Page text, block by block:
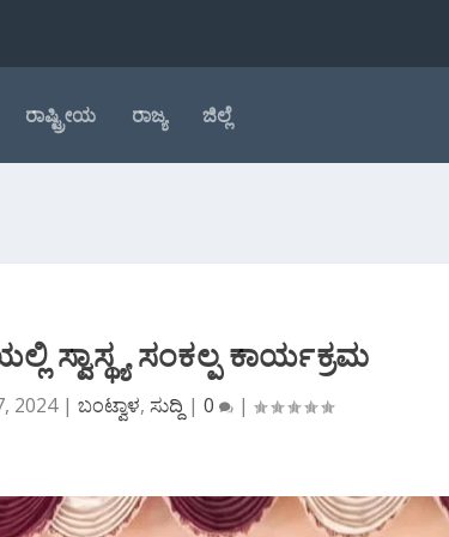
ರಾಷ್ಟ್ರೀಯ ರಾಜ್ಯ ಜಿಲ್ಲೆ
ಸ್ವಾಸ್ಥ್ಯ ಸಂಕಲ್ಪ ಕಾರ್ಯಕ್ರಮ
2024|ಬಂಟ್ವಾಳ,ಸುದ್ದಿ |0 |